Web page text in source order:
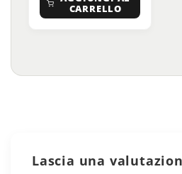
CARRELLO
Lascia una